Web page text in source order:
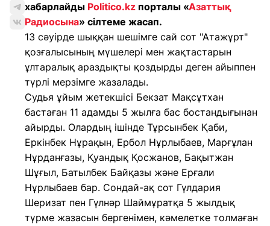
хабарлайды Politico.kz порталы «Азаттық
Радиосына» сілтеме жасап.
13 сәуірде шыққан шешімге сай сот "Атажұрт"
қозғалысының мүшелері мен жақтастарын
ұлтаралық араздықты қоздырды деген айыппен
түрлі мерзімге жазалады.
Судья ұйым жетекшісі Бекзат Мақсұтхан
бастаған 11 адамды 5 жылға бас бостандығынан
айырды. Олардың ішінде Тұрсынбек Қаби,
Еркінбек Нұрақын, Ербол Нұрлыбаев, Марғұлан
Нұрданғазы, Қуандық Қосжанов, Бақытжан
Шұғыл, Батылбек Байқазы және Ерғали
Нұрлыбаев бар. Сондай-ақ сот Гүлдария
Шеризат пен Гүлнәр Шаймұратқа 5 жылдық
түрме жазасын бергенімен, кәмелетке толмаған